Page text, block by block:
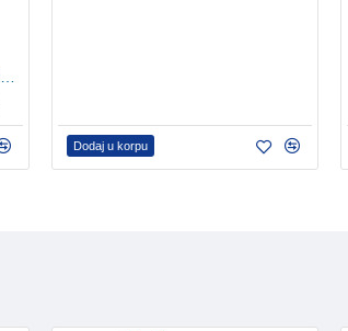
Dodaj u korpu